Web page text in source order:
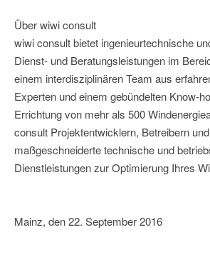
Über wiwi consult
wiwi consult bietet ingenieurtechnische
Dienst- und Beratungsleistungen im
einem interdisziplinären Team aus
Experten und einem gebündelten Know-
Errichtung von mehr als 500
consult Projektentwicklern, Betreibern
maßgeschneiderte technische und
Dienstleistungen zur Optimierung Ihres
Mainz, den 22. September 2016